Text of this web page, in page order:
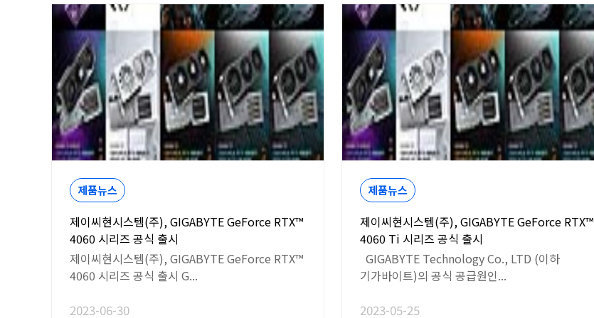
제품뉴스
제이씨현시스템(주), GIGABYTE GeForce RTX™
4060 시리즈 공식 출시
제이씨현시스템(주), GIGABYTE GeForce RTX™
4060 시리즈 공식 출시 G...
2023-06-30
제품뉴스
제이씨현시스템(주), GIGABYTE GeForce RTX™
4060 Ti 시리즈 공식 출시
GIGABYTE Technology Co., LTD (이하
기가바이트)의 공식 공급원인...
2023-05-25